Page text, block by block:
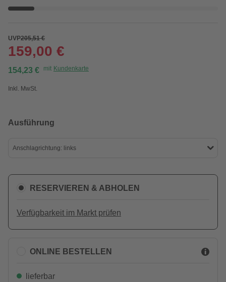
UVP205,51 €
159,00 €
154,23 € mit Kundenkarte
Inkl. MwSt.
Ausführung
Anschlagrichtung: links
RESERVIEREN & ABHOLEN
Verfügbarkeit im Markt prüfen
ONLINE BESTELLEN
lieferbar